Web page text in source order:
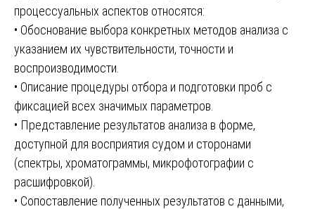
процессуальных аспектов относятся:
• Обоснование выбора конкретных методов анализа с
указанием их чувствительности, точности и
воспроизводимости.
• Описание процедуры отбора и подготовки проб с
фиксацией всех значимых параметров.
• Представление результатов анализа в форме,
доступной для восприятия судом и сторонами
(спектры, хроматограммы, микрофотографии с
расшифровкой).
• Сопоставление полученных результатов с данными,